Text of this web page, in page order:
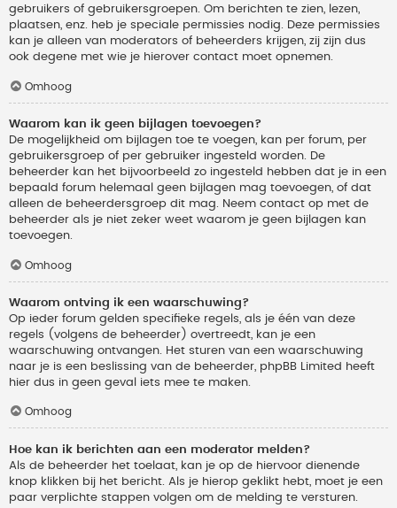
gebruikers of gebruikersgroepen. Om berichten te zien, lezen,
plaatsen, enz. heb je speciale permissies nodig. Deze permissies
kan je alleen van moderators of beheerders krijgen, zij zijn dus
ook degene met wie je hierover contact moet opnemen.
Omhoog
Waarom kan ik geen bijlagen toevoegen?
De mogelijkheid om bijlagen toe te voegen, kan per forum, per
gebruikersgroep of per gebruiker ingesteld worden. De
beheerder kan het bijvoorbeeld zo ingesteld hebben dat je in een
bepaald forum helemaal geen bijlagen mag toevoegen, of dat
alleen de beheerdersgroep dit mag. Neem contact op met de
beheerder als je niet zeker weet waarom je geen bijlagen kan
toevoegen.
Omhoog
Waarom ontving ik een waarschuwing?
Op ieder forum gelden specifieke regels, als je één van deze
regels (volgens de beheerder) overtreedt, kan je een
waarschuwing ontvangen. Het sturen van een waarschuwing
naar je is een beslissing van de beheerder, phpBB Limited heeft
hier dus in geen geval iets mee te maken.
Omhoog
Hoe kan ik berichten aan een moderator melden?
Als de beheerder het toelaat, kan je op de hiervoor dienende
knop klikken bij het bericht. Als je hierop geklikt hebt, moet je een
paar verplichte stappen volgen om de melding te versturen.